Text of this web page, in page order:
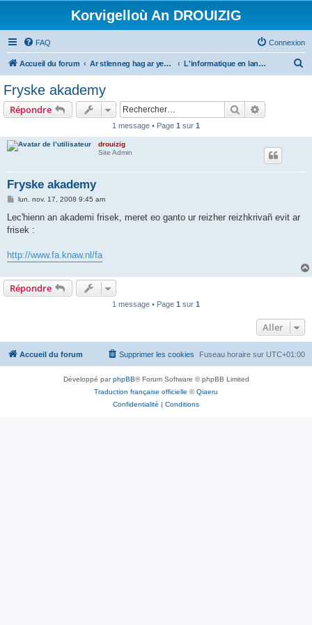
Korvigelloù An DROUIZIG
FAQ Connexion
Accueil du forum Ar stlenneg hag ar yezhoù bihan er bed a-bezh L'informatique en langues régionales et minoritaires
Fryske akademy
Répondre Rechercher
1 message • Page 1 sur 1
drouizig
Site Admin
Fryske akademy
M
s
a
lun. nov. 17, 2008 9:45 am
Lec'hienn an akademi frisek, meret eo ganto ur reizher reizhkrivañ evit ar
frisek :
http://www.fa.knaw.nl/fa
Répondre
1 message • Page 1 sur 1
Aller
Accueil du forum Fuseau horaire sur UTC+01:00
Supprimer les cookies
Développé parphpBB® Forum Software © phpBB Limited
Traduction française officielle ©Qiaeru
Confidentialité | Conditions